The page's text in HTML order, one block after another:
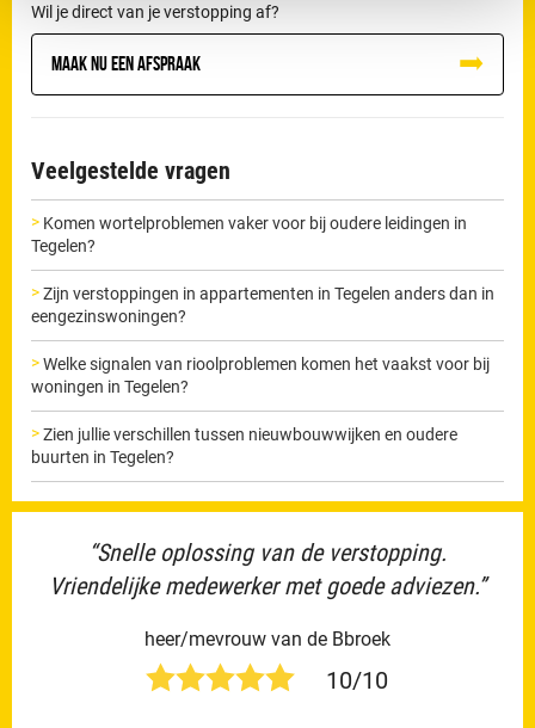
Wil je direct van je verstopping af?
Maak nu een afspraak
Veelgestelde vragen
Komen wortelproblemen vaker voor bij oudere leidingen in
Tegelen?
Zijn verstoppingen in appartementen in Tegelen anders dan in
eengezinswoningen?
Welke signalen van rioolproblemen komen het vaakst voor bij
woningen in Tegelen?
Zien jullie verschillen tussen nieuwbouwwijken en oudere
buurten in Tegelen?
“Snelle oplossing van de verstopping.
Vriendelijke medewerker met goede adviezen.”
heer/mevrouw van de Bbroek
10/10